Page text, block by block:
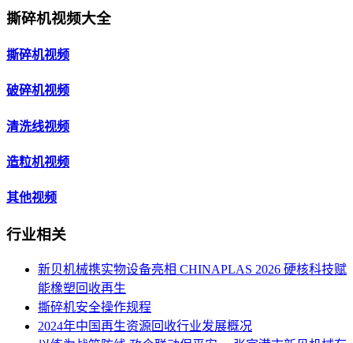
撕碎机视频大全
撕碎机视频
破碎机视频
清洗线视频
造粒机视频
其他视频
行业相关
新贝机械携实物设备亮相 CHINAPLAS 2026 硬核科技赋
能橡塑回收再生
撕碎机安全操作规程
2024年中国再生资源回收行业发展概况